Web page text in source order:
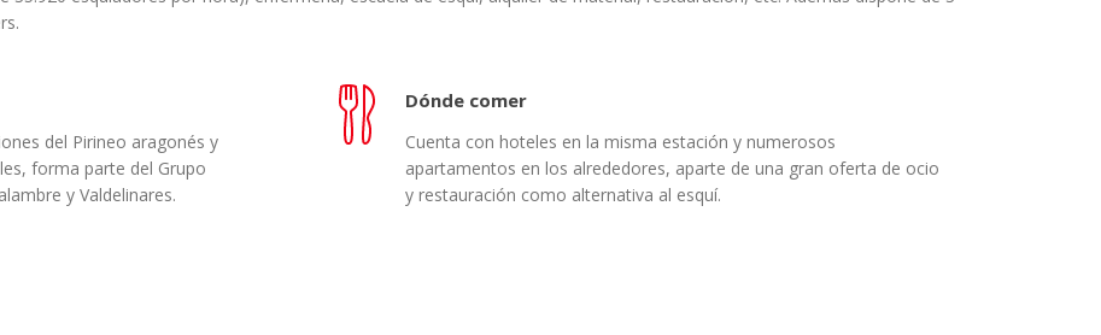
del Pirineo aragonés y
forma parte del Grupo
y Valdelinares.
Dónde comer
Cuenta con hoteles en la misma estación y numerosos
apartamentos en los alrededores, aparte de una gran oferta de ocio
y restauración como alternativa al esquí.